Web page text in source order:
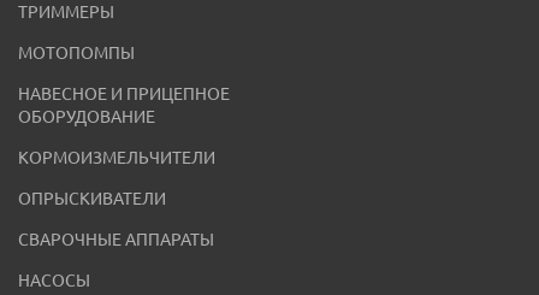
ТРИММЕРЫ
МОТОПОМПЫ
НАВЕСНОЕ И ПРИЦЕПНОЕ
ОБОРУДОВАНИЕ
КОРМОИЗМЕЛЬЧИТЕЛИ
ОПРЫСКИВАТЕЛИ
СВАРОЧНЫЕ АППАРАТЫ
НАСОСЫ